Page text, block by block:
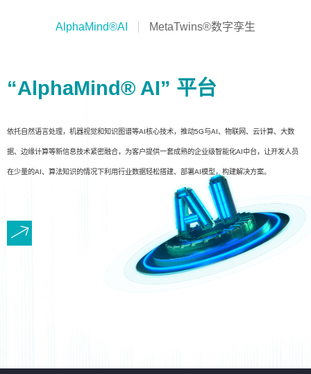
AlphaMind®AI MetaTwins®数字孪生
“AlphaMind® AI” 平台
依托自然语言处理，机器视觉和知识图谱等AI核心技术，推动5G与AI、物联网、云计算、大数
据、边缘计算等新信息技术紧密融合，为客户提供一套成熟的企业级智能化AI中台，让开发人员
在少量的AI、算法知识的情况下利用行业数据轻松搭建、部署AI模型，构建解决方案。